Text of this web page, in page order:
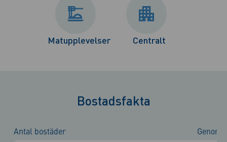
Matupplevelser Centralt
Bostadsfakta
Antal bostäder